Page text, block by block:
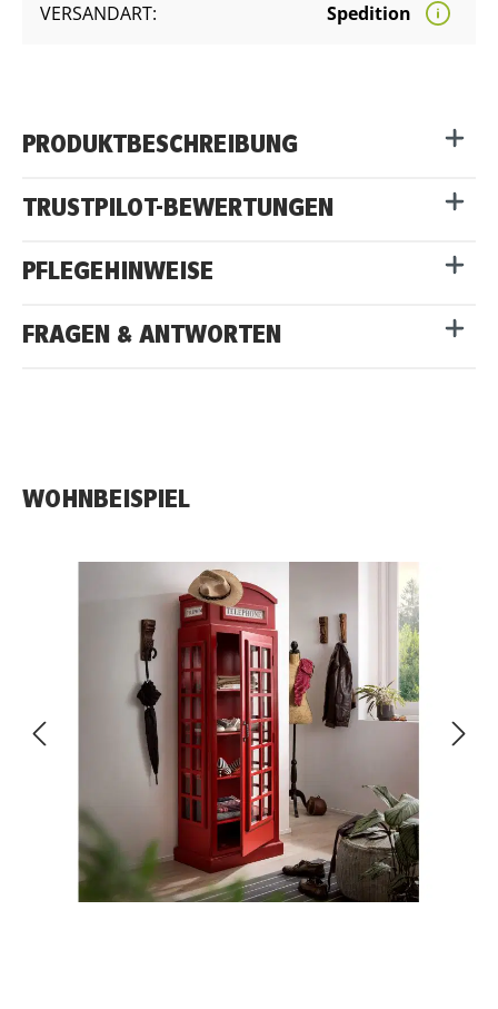
VERSANDART:
Spedition
PRODUKTBESCHREIBUNG
TRUSTPILOT-BEWERTUNGEN
PFLEGEHINWEISE
FRAGEN & ANTWORTEN
WOHNBEISPIEL